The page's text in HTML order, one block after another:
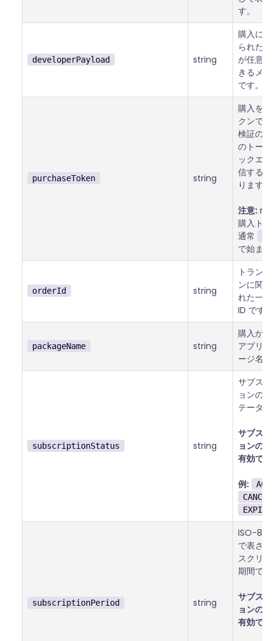
す。
developerPayload string
購入に
られた
が任意
きるメ
です。
purchaseToken string
購入を
クンで
検証の
のトー
ックエ
信する
ります。
注意:
購入ト
通常
で始ま
orderId string
トラン
ンに関
れた一
ID です
packageName string
購入が
アプリ
ージ名
subscriptionStatus string
サブス
ョンの
テータ
サブス
ョンの
有効で
例:
subscriptionPeriod string
ISO-
で表さ
スクリ
期間で
サブス
ョンの
有効で